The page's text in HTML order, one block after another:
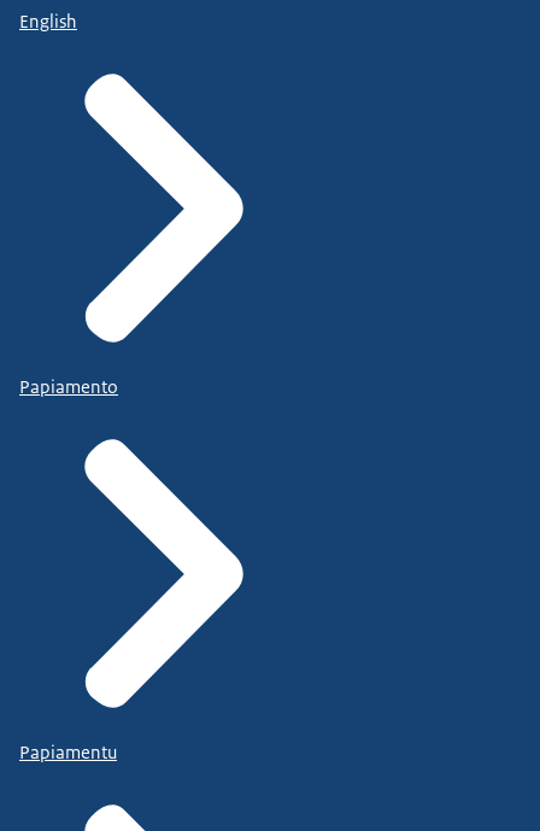
English
Papiamento
Papiamentu